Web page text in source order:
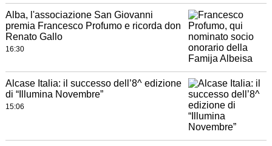
Alba, l'associazione San Giovanni
premia Francesco Profumo e ricorda don
Renato Gallo
16:30
Alcase Italia: il successo dell’8^ edizione
di “Illumina Novembre”
15:06